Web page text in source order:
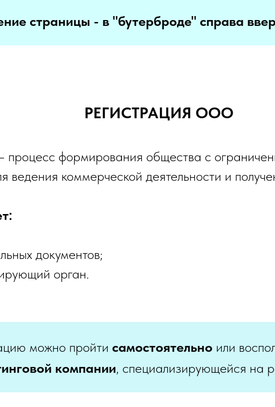
страницы - в "бутерброде" справа
РЕГИСТРАЦИЯ ООО
процесс формирования общества с
ведения коммерческой деятельности и
документов;
орган.
можно пройти самостоятельно или
компании, специализирующейся на